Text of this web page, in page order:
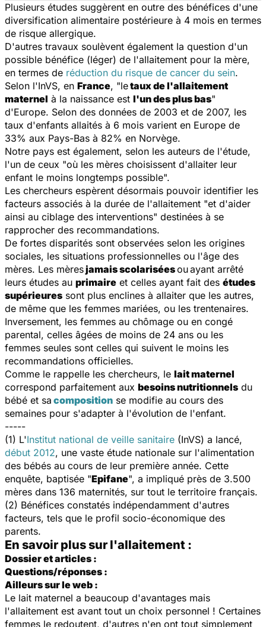
Plusieurs études suggèrent en outre des bénéfices d'une
diversification alimentaire postérieure à 4 mois en termes
de risque allergique.
D'autres travaux soulèvent également la question d'un
possible bénéfice (léger) de l'allaitement pour la mère,
en termes de réduction du risque de cancer du sein.
Selon l'InVS, en France, "letaux de l'allaitement
maternel à la naissance est l'un des plus bas"
d'Europe. Selon des données de 2003 et de 2007, les
taux d'enfants allaités à 6 mois varient en Europe de
33% aux Pays-Bas à 82% en Norvège.
Notre pays est également, selon les auteurs de l'étude,
l'un de ceux "où les mères choisissent d'allaiter leur
enfant le moins longtemps possible".
Les chercheurs espèrent désormais pouvoir identifier les
facteurs associés à la durée de l'allaitement "et d'aider
ainsi au ciblage des interventions" destinées à se
rapprocher des recommandations.
De fortes disparités sont observées selon les origines
sociales, les situations professionnelles ou l'âge des
mères. Les mèresjamais scolariséesouayant arrêté
leurs études au primaire et celles ayant fait des études
supérieures sont plus enclines à allaiter que les autres,
de même que les femmes mariées, ou les trentenaires.
Inversement, les femmes au chômage ou en congé
parental, celles âgées de moins de 24 ans ou les
femmes seules sont celles qui suivent le moins les
recommandations officielles.
Comme le rappelle les chercheurs, le lait maternel
correspond parfaitement aux besoins nutritionnels du
bébé et sa composition se modifie au cours des
semaines pour s'adapter à l'évolution de l'enfant.
-----
(1) L'Institut national de veille sanitaire (InVS) a lancé,
début 2012, une vaste étude nationale sur l'alimentation
des bébés au cours de leur première année. Cette
enquête, baptisée "Epifane", a impliqué près de 3.500
mères dans 136 maternités, sur tout le territoire français.
(2) Bénéfices constatés indépendamment d'autres
facteurs, tels que le profil socio-économique des
parents.
En savoir plus sur l'allaitement :
Dossier et articles :
Questions/réponses :
Ailleurs sur le web :
Le lait maternel a beaucoup d'avantages mais
l'allaitement est avant tout un choix personnel ! Certaines
femmes le redoutent, d'autres n'en ont tout simplement